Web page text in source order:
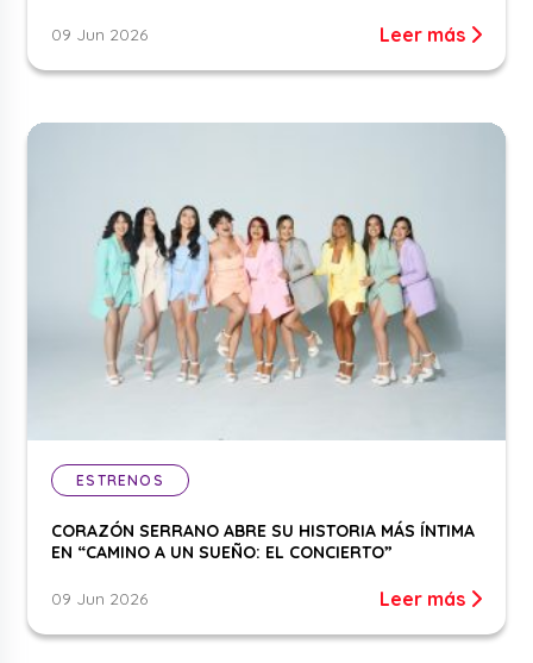
09 Jun 2026 Leer más
ESTRENOS
CORAZÓN SERRANO ABRE SU HISTORIA MÁS ÍNTIMA
EN “CAMINO A UN SUEÑO: EL CONCIERTO”
09 Jun 2026 Leer más